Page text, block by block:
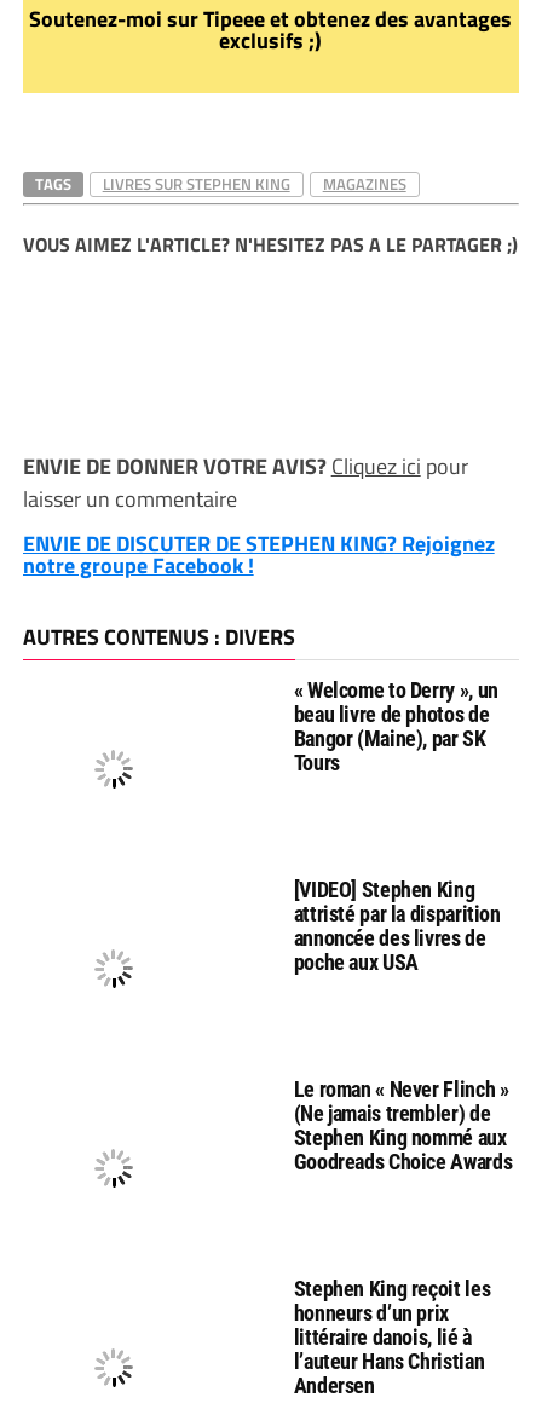
Soutenez-moi sur Tipeee et obtenez des avantages
exclusifs ;)
TAGS LIVRES SUR STEPHEN KING MAGAZINES
VOUS AIMEZ L'ARTICLE? N'HESITEZ PAS A LE PARTAGER ;)
ENVIE DE DONNER VOTRE AVIS?Cliquez ici pour
laisser un commentaire
ENVIE DE DISCUTER DE STEPHEN KING? Rejoignez
notre groupe Facebook !
AUTRES CONTENUS : DIVERS
« Welcome to Derry », un
beau livre de photos de
Bangor (Maine), par SK
Tours
[VIDEO] Stephen King
attristé par la disparition
annoncée des livres de
poche aux USA
Le roman « Never Flinch »
(Ne jamais trembler) de
Stephen King nommé aux
Goodreads Choice Awards
Stephen King reçoit les
honneurs d’un prix
littéraire danois, lié à
l’auteur Hans Christian
Andersen